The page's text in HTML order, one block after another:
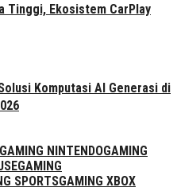
Tinggi, Ekosistem CarPlay
Komputasi AI Generasi di
GAMING NINTENDOGAMING
GAMING
SPORTSGAMING XBOX